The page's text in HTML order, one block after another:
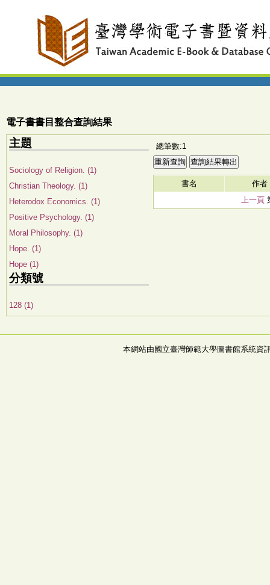
電子書書目整合查詢結果
主題
Sociology of Religion. (1)
Christian Theology. (1)
Heterodox Economics. (1)
Positive Psychology. (1)
Moral Philosophy. (1)
Hope. (1)
Hope (1)
分類號
128 (1)
總筆數:1
書名
作者
上一頁
本網站由國立臺灣師範大學圖書館系統資